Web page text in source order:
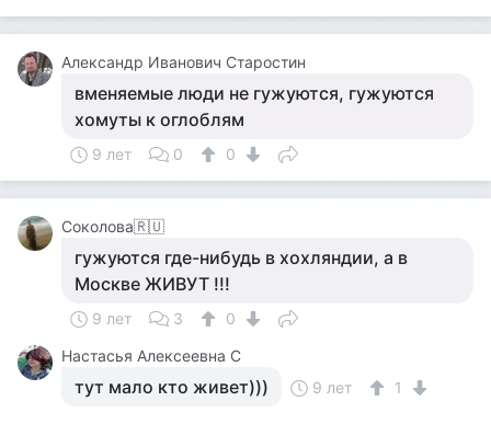
Александр Иванович Старостин
вменяемые люди не гужуются, гужуются
хомуты к оглоблям
9 лет 0 0
Соколова🇷🇺
гужуются где-нибудь в хохляндии, а в
Москве ЖИВУТ !!!
9 лет 3
0
Настасья Алексеевна С
тут мало кто живет))) 9 лет 1